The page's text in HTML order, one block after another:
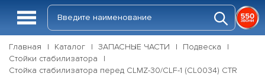
Главная Каталог ЗАПАСНЫЕ ЧАСТИ
Подвеска
Стойки стабилизатора
Стойка стабилизатора перед CLMZ-30/CLF-1 (CL0034) CTR